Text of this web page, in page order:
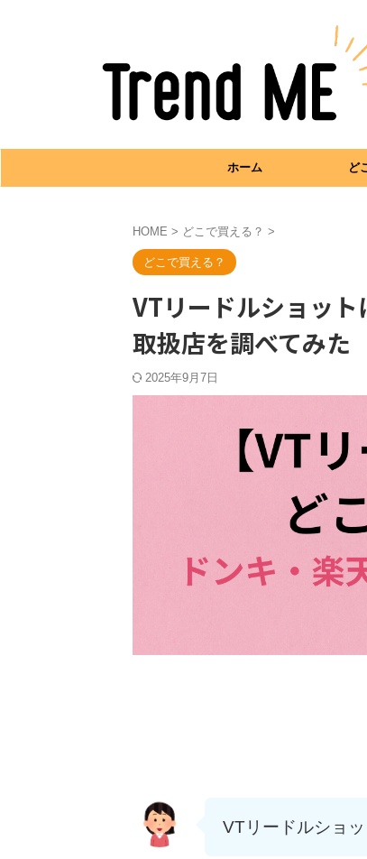
ホーム ど
HOME > どこで買える？ >
どこで買える？
VTリードルショッ
取扱店を調べてみた
2025年9月7日
VTリードルショ